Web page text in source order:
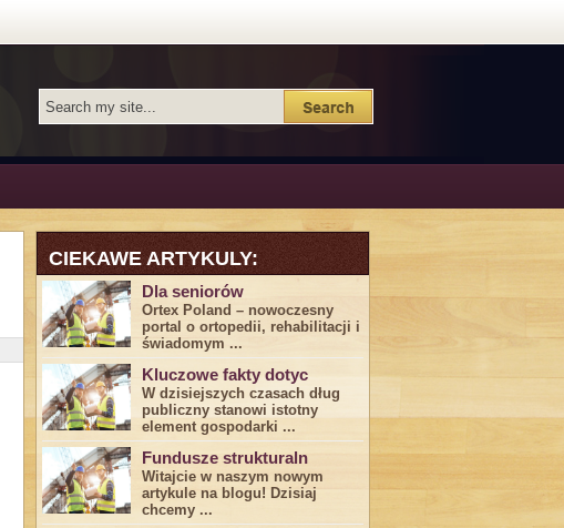
CIEKAWE ARTYKULY:
Dla seniorów
Ortex Poland – nowoczesny
portal o ortopedii, rehabilitacji i
świadomym ...
Kluczowe fakty dotyc
W dzisiejszych czasach dług
publiczny stanowi istotny
element gospodarki ...
Fundusze strukturaln
Witajcie w naszym nowym
artykule na blogu! Dzisiaj
chcemy ...